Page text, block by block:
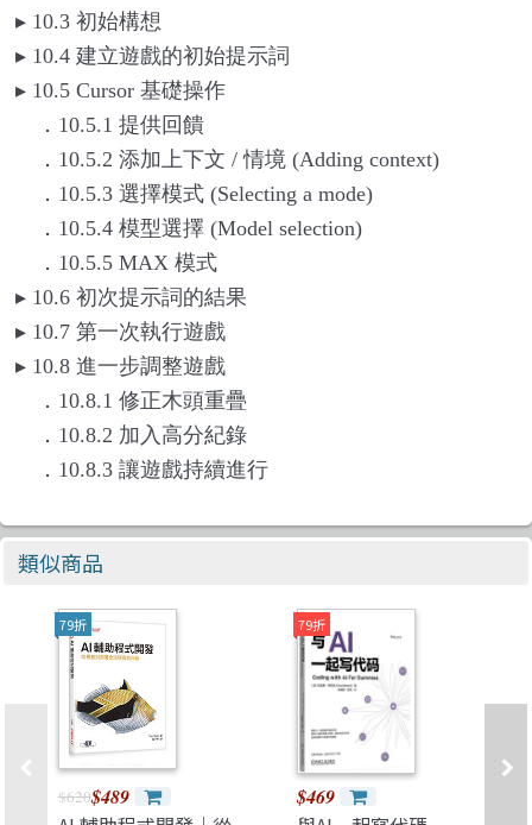
▸ 10.3 初始構想
▸ 10.4 建立遊戲的初始提示詞
▸ 10.5 Cursor 基礎操作
．10.5.1 提供回饋
．10.5.2 添加上下文 / 情境 (Adding context)
．10.5.3 選擇模式 (Selecting a mode)
．10.5.4 模型選擇 (Model selection)
．10.5.5 MAX 模式
▸ 10.6 初次提示詞的結果
▸ 10.7 第一次執行遊戲
▸ 10.8 進一步調整遊戲
．10.8.1 修正木頭重疊
．10.8.2 加入高分紀錄
．10.8.3 讓遊戲持續進行
類似商品
79折
$620$489
79折
$469